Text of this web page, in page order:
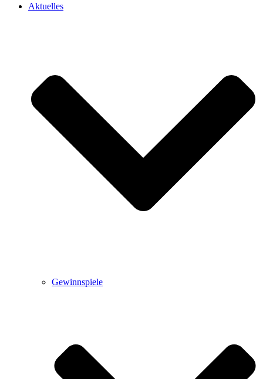
Aktuelles
Gewinnspiele